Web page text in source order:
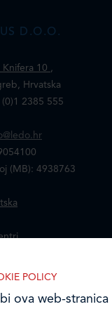
D.O.O.
Knifera 10 ,
Hrvatska
(0)1 2385 555
(MB): 4938763
POLICY
ova web-